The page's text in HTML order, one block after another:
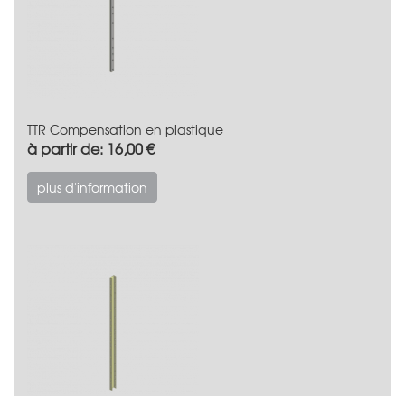
TTR Compensation en plastique
à partir de: 16,00 €
plus d'information